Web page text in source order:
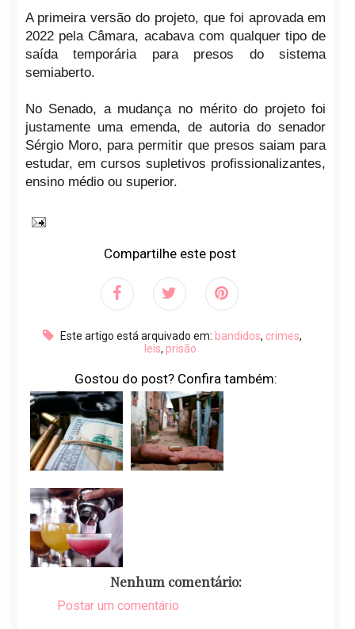
A primeira versão do projeto, que foi aprovada em
2022 pela Câmara, acabava com qualquer tipo de
saída temporária para presos do sistema
semiaberto.
No Senado, a mudança no mérito do projeto foi
justamente uma emenda, de autoria do senador
Sérgio Moro, para permitir que presos saiam para
estudar, em cursos supletivos profissionalizantes,
ensino médio ou superior.
Compartilhe este post
Este artigo está arquivado em: bandidos, crimes,
leis, prisão
Gostou do post? Confira também:
Nenhum comentário:
Postar um comentário